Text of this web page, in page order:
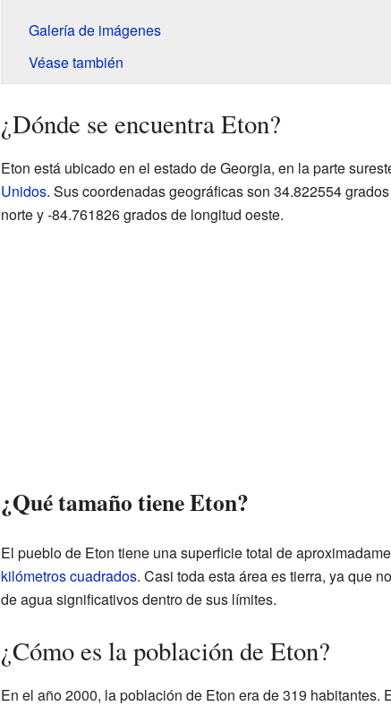
Galería de imágenes
Véase también
¿Dónde se encuentra Eton?
Eton está ubicado en el estado de Georgia, en la parte
Unidos. Sus coordenadas geográficas son 34.822554
norte y -84.761826 grados de longitud oeste.
¿Qué tamaño tiene Eton?
El pueblo de Eton tiene una superficie total de
kilómetros cuadrados. Casi toda esta área es tierra, ya que
de agua significativos dentro de sus límites.
¿Cómo es la población de Eton?
En el año 2000, la población de Eton era de 319 habitantes.